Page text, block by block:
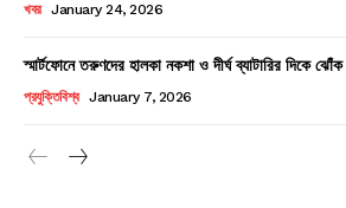
খবর January 24, 2026
স্মার্টফোনে তরুণদের হালকা নকশা ও দীর্ঘ ব্যাটারির দিকে ঝোঁক
প্রযুক্তিবিশ্ব January 7, 2026